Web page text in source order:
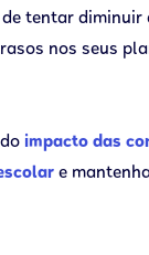
tentar diminuir
nos seus
impacto das
e